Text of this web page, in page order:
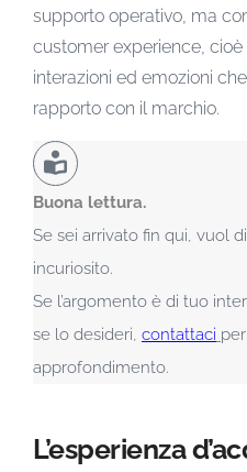
supporto operativo, ma
customer experience, cioè
interazioni ed emozioni
rapporto con il marchio.
Buona lettura.
Se sei arrivato fin qui, vuol
incuriosito.
Se l’argomento è di tuo
se lo desideri, contattaci
approfondimento.
L’esperienza